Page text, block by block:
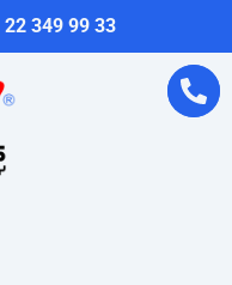
22 349 99 33